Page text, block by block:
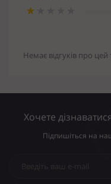
Немає відгуків про цей
Хочете
Підпишіться на